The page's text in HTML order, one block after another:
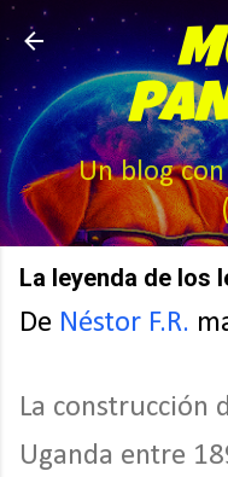
Ir al
Un blog con
La leyenda de los
De Néstor F.R.
La construcción
Uganda entre